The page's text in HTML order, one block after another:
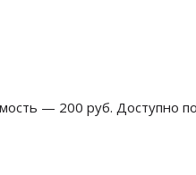
— 200 руб. Доступно